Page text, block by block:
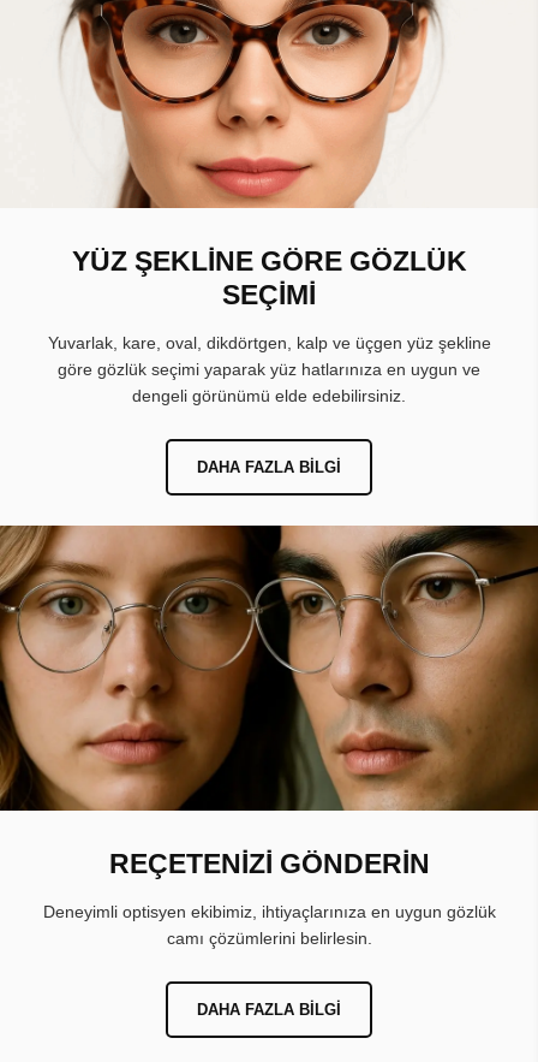
YÜZ ŞEKLİNE GÖRE GÖZLÜK
SEÇİMİ
Yuvarlak, kare, oval, dikdörtgen, kalp ve üçgen yüz şekline
göre gözlük seçimi yaparak yüz hatlarınıza en uygun ve
dengeli görünümü elde edebilirsiniz.
DAHA FAZLA BILGI
REÇETENİZİ GÖNDERİN
Deneyimli optisyen ekibimiz, ihtiyaçlarınıza en uygun gözlük
camı çözümlerini belirlesin.
DAHA FAZLA BILGI